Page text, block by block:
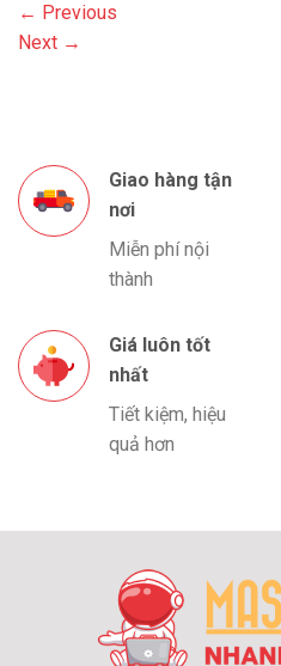
← Previous
Next →
Giao hàng tận
nơi
Miễn phí nội
thành
Giá luôn tốt
nhất
Tiết kiệm, hiệu
quả hơn